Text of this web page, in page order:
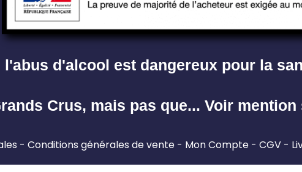
l'abus d'alcool est dangereux pour la
Crus, mais pas que... Voir
Conditions générales de vente Mon Compte CGV